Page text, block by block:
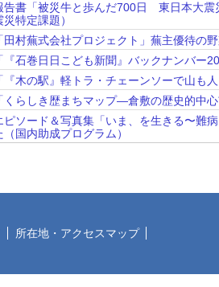
告書「被災牛と歩んだ700日 東日本大震
災特定課題）
「田村蕪式会社プロジェクト」蕪主優待の
「『石巻日日こども新聞』バックナンバー
「『木の駅』軽トラ・チェーンソーで山も
「くらしき歴まちマップ―倉敷の歴史的中
ピソード＆写真集「いま、を生きる〜難
（国内助成プログラム）
所在地・アクセスマップ